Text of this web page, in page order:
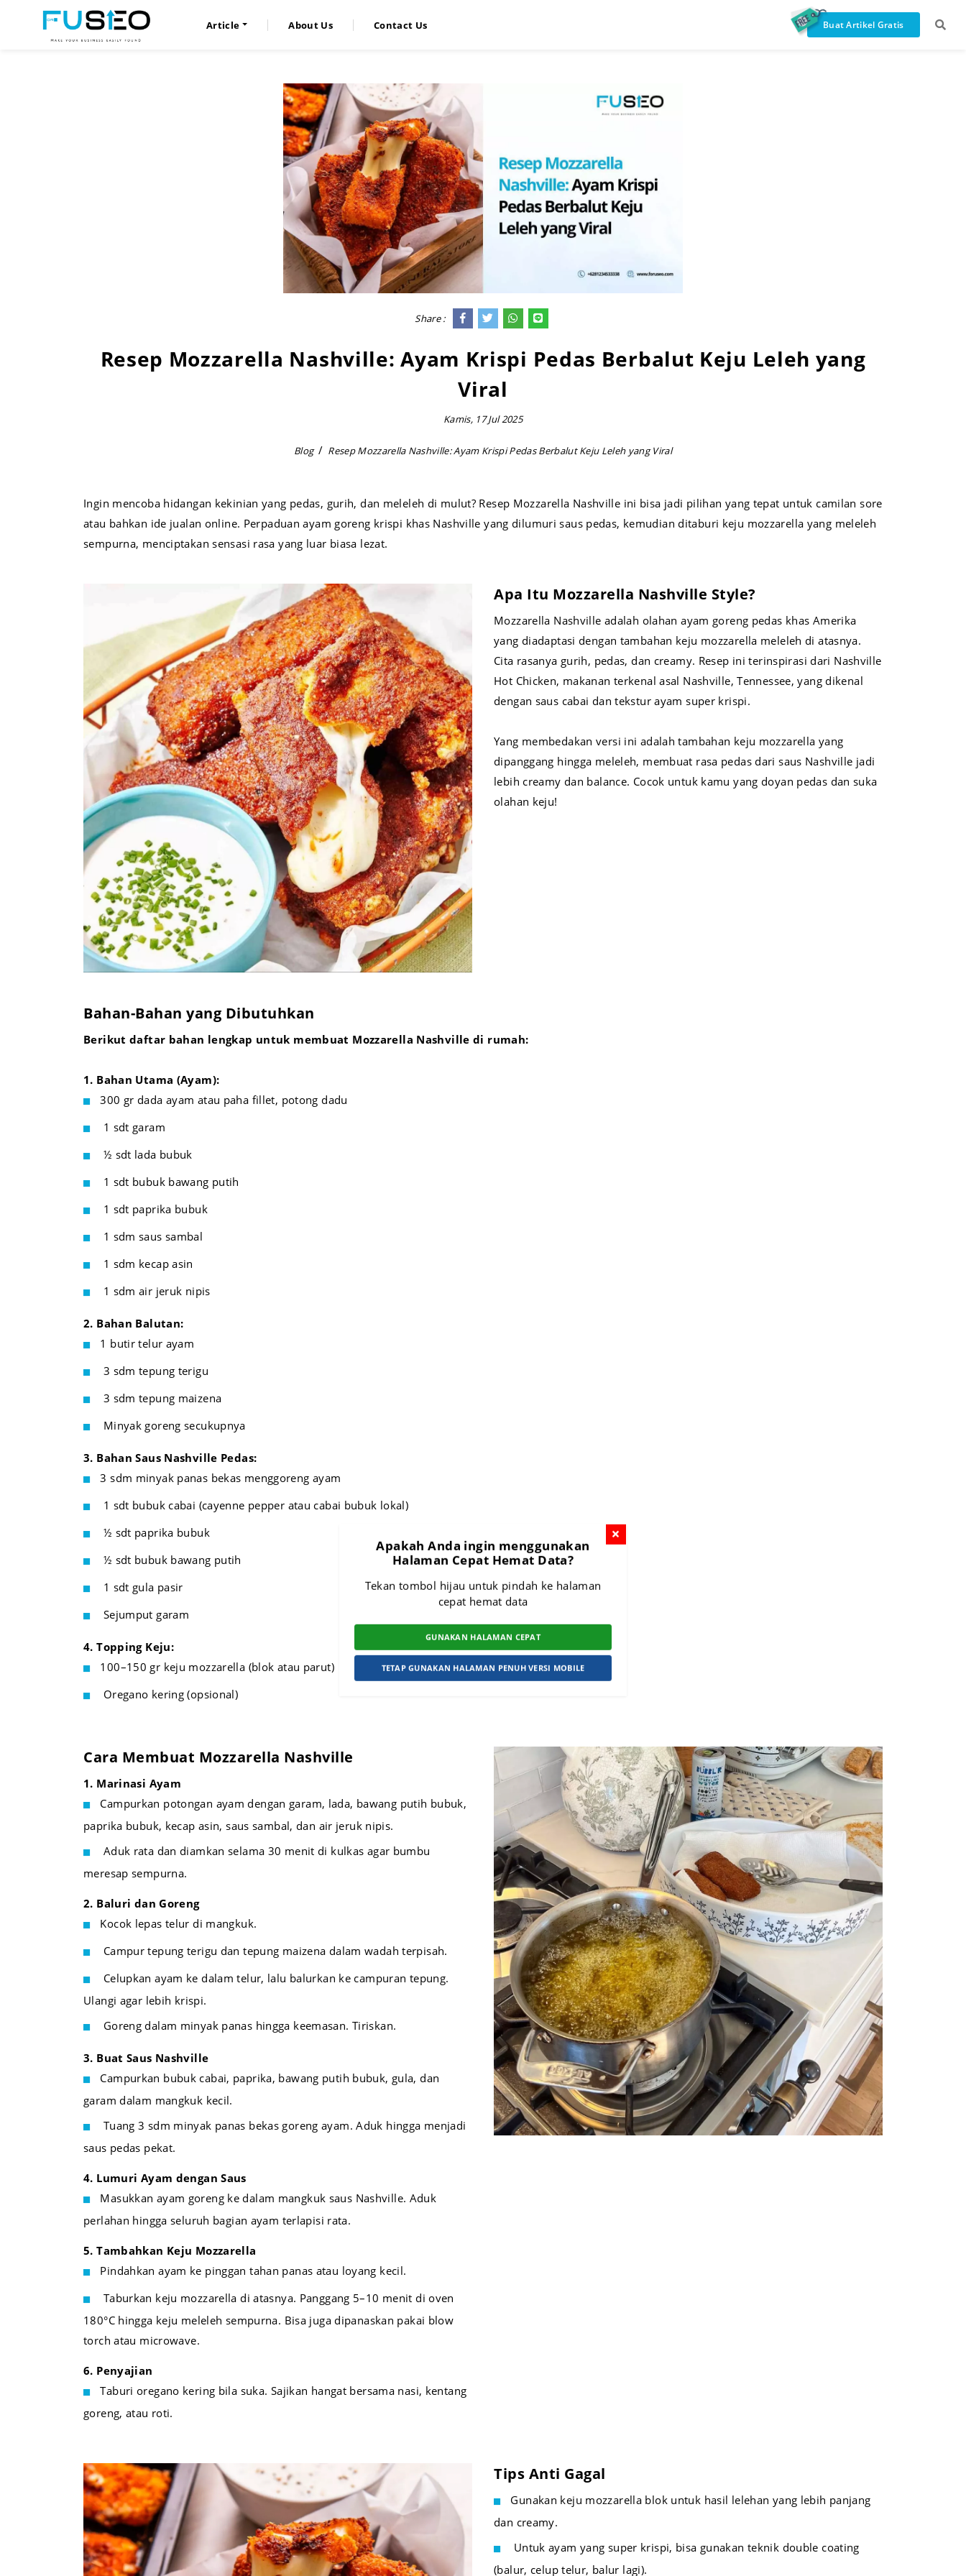
Apakah Anda ingin menggunakan
Halaman Cepat Hemat Data?
Tekan tombol hijau untuk pindah ke halaman
cepat hemat data
GUNAKAN HALAMAN CEPAT
TETAP GUNAKAN HALAMAN PENUH VERSI MOBILE
Article About Us Contact Us Buat Artikel Gratis
Share :
Resep Mozzarella Nashville: Ayam Krispi Pedas Berbalut Keju Leleh yang
Viral
Kamis, 17 Jul 2025
Blog Resep Mozzarella Nashville: Ayam Krispi Pedas Berbalut Keju Leleh yang Viral
Ingin mencoba hidangan kekinian yang pedas, gurih, dan meleleh di mulut? Resep Mozzarella Nashville ini bisa jadi pilihan yang tepat untuk camilan sore
atau bahkan ide jualan online. Perpaduan ayam goreng krispi khas Nashville yang dilumuri saus pedas, kemudian ditaburi keju mozzarella yang meleleh
sempurna, menciptakan sensasi rasa yang luar biasa lezat.
Apa Itu Mozzarella Nashville Style?
Mozzarella Nashville adalah olahan ayam goreng pedas khas Amerika
yang diadaptasi dengan tambahan keju mozzarella meleleh di atasnya.
Cita rasanya gurih, pedas, dan creamy. Resep ini terinspirasi dari Nashville
Hot Chicken, makanan terkenal asal Nashville, Tennessee, yang dikenal
dengan saus cabai dan tekstur ayam super krispi.
Yang membedakan versi ini adalah tambahan keju mozzarella yang
dipanggang hingga meleleh, membuat rasa pedas dari saus Nashville jadi
lebih creamy dan balance. Cocok untuk kamu yang doyan pedas dan suka
olahan keju!
Bahan-Bahan yang Dibutuhkan
Berikut daftar bahan lengkap untuk membuat Mozzarella Nashville di rumah:
1. Bahan Utama (Ayam):
300 gr dada ayam atau paha fillet, potong dadu
1 sdt garam
½ sdt lada bubuk
1 sdt bubuk bawang putih
1 sdt paprika bubuk
1 sdm saus sambal
1 sdm kecap asin
1 sdm air jeruk nipis
2. Bahan Balutan:
1 butir telur ayam
3 sdm tepung terigu
3 sdm tepung maizena
Minyak goreng secukupnya
3. Bahan Saus Nashville Pedas:
3 sdm minyak panas bekas menggoreng ayam
1 sdt bubuk cabai (cayenne pepper atau cabai bubuk lokal)
½ sdt paprika bubuk
½ sdt bubuk bawang putih
1 sdt gula pasir
Sejumput garam
4. Topping Keju:
100–150 gr keju mozzarella (blok atau parut)
Oregano kering (opsional)
Cara Membuat Mozzarella Nashville
1. Marinasi Ayam
Campurkan potongan ayam dengan garam, lada, bawang putih bubuk,
paprika bubuk, kecap asin, saus sambal, dan air jeruk nipis.
Aduk rata dan diamkan selama 30 menit di kulkas agar bumbu
meresap sempurna.
2. Baluri dan Goreng
Kocok lepas telur di mangkuk.
Campur tepung terigu dan tepung maizena dalam wadah terpisah.
Celupkan ayam ke dalam telur, lalu balurkan ke campuran tepung.
Ulangi agar lebih krispi.
Goreng dalam minyak panas hingga keemasan. Tiriskan.
3. Buat Saus Nashville
Campurkan bubuk cabai, paprika, bawang putih bubuk, gula, dan
garam dalam mangkuk kecil.
Tuang 3 sdm minyak panas bekas goreng ayam. Aduk hingga menjadi
saus pedas pekat.
4. Lumuri Ayam dengan Saus
Masukkan ayam goreng ke dalam mangkuk saus Nashville. Aduk
perlahan hingga seluruh bagian ayam terlapisi rata.
5. Tambahkan Keju Mozzarella
Pindahkan ayam ke pinggan tahan panas atau loyang kecil.
Taburkan keju mozzarella di atasnya. Panggang 5–10 menit di oven
180°C hingga keju meleleh sempurna. Bisa juga dipanaskan pakai blow
torch atau microwave.
6. Penyajian
Taburi oregano kering bila suka. Sajikan hangat bersama nasi, kentang
goreng, atau roti.
Tips Anti Gagal
Gunakan keju mozzarella blok untuk hasil lelehan yang lebih panjang
dan creamy.
Untuk ayam yang super krispi, bisa gunakan teknik double coating
(balur, celup telur, balur lagi).